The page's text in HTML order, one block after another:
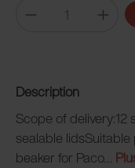
Description
Scope of
sealable
beaker for Paco…